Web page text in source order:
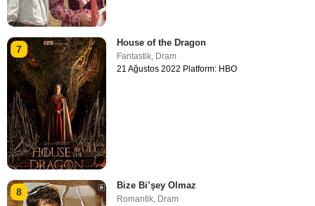
7
House of the Dragon
Fantastik, Dram
21 Ağustos 2022 Platform: HBO
8
Bize Bi’şey Olmaz
Romantik, Dram